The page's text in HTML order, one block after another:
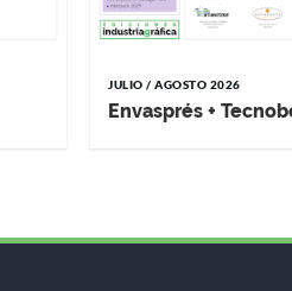
JULIO / AGOSTO 2026
Envasprés +